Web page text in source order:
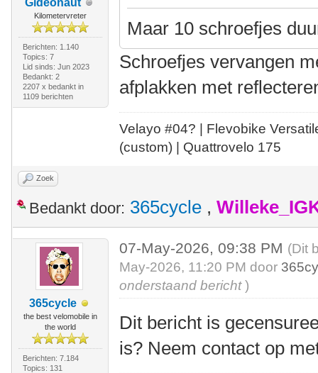
Gideonaut
Kilometervreter
Berichten: 1.140
Topics: 7
Lid sinds: Jun 2023
Bedankt: 2
2207 x bedankt in
1109 berichten
Maar 10 schroefjes
Schroefjes vervangen
afplakken met
Velayo #04? | Flevobike
(custom) | Quattrovelo 175
Zoek
Bedankt door: 365cycle ,
365cycle
the best velomobile in
the world
Berichten: 7.184
Topics: 131
07-May-2026, 09:38 PM (Dit
May-2026, 11:20 PM door
onderstaand bericht )
Dit bericht is
is? Neem contact op